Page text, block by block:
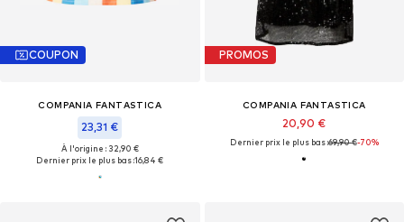
COUPON
COMPANIA FANTASTICA
23,31 €
À l'origine : 32,90 €
Dernier prix le plus bas :16,84 €
PROMOS
COMPANIA FANTASTICA
20,90 €
Dernier prix le plus bas :69,90 €-70%